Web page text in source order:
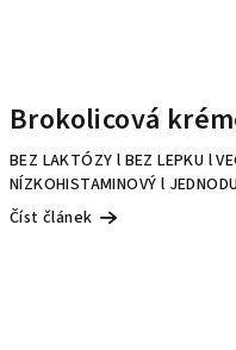
Brokolicová
BEZ LAKTÓZY l BEZ LEPKU l
NÍZKOHISTAMINOVÝ l
Číst článek